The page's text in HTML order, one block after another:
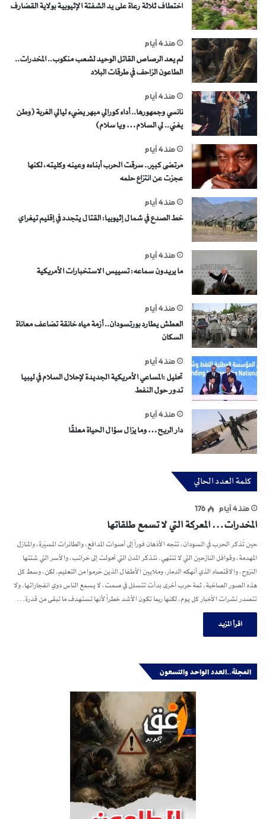
اختطاف ثلاثة رعاة على يد الشفتة الإثيوبية بولاية القضارف
منذ 4 أيام
لم يعد الرصاص القاتل الوحيد لشعب منكوب.. المخدرات..
الطاعون الزاحف في طرقات البلاد
منذ 4 أيام
نانسي وجمهورها.. أداء كورالي مبهر يضيء ليالي الغربة (وطن
يغني.. لي السلام… ويا سلام)
منذ 4 أيام
مرتضى كبير.. سرقت الحرب أبناءه وعينه وكليته، لكنها
عجزت عن انتزاع حلمه
منذ 4 أيام
خط الصدع في شمال إثيوبيا: القتال يتجدد في إقليم تيغراي
منذ 4 أيام
ما يريدون سماعه: تسييس الاستخبارات الأمريكية
منذ 4 أيام
العطش يطارد بورتسودان.. أزمة مياه خانقة تضاعف معاناة
السكان
منذ 4 أيام
تحليل :المساعي الأمريكية الجديدة لإحلال السلام في ليبيا
تدور حول النفط
منذ 4 أيام
دار الريح… وما يزال سؤال الحياة معلقًا
كلمة العدد الحالي
منذ 4 أيام 176
المخدرات… المعركة التي لا تسمع طلقاتها
حين تُذكر الحرب في السودان، تتجه الأذهان فوراً إلى أصوات المدافع، والطائرات المسيّرة، والمنازل
المهدمة، وقوافل النازحين التي لا تنتهي. نتذكر المدن التي تحولت إلى خرائب، والأسر التي شتتها
النزوح، والاقتصاد الذي أنهكه الدمار، وملايين الأطفال الذين حُرموا من التعليم. لكن، وسط كل
هذه الصور الصاخبة، ثمة حرب أخرى بدأت تتسلل في صمت، لا يسمع الناس دوي انفجاراتها، ولا
تتصدر نشرات الأخبار كل يوم، لكنها ربما تكون الأشد خطراً لأنها تستهدف ما تبقى من قدرة…
اقرأ المزيد
المجلة..العدد الواحد والتسعون